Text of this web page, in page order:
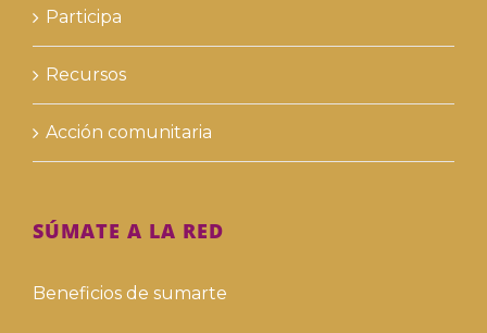
Participa
Recursos
Acción comunitaria
SÚMATE A LA RED
Beneficios de sumarte